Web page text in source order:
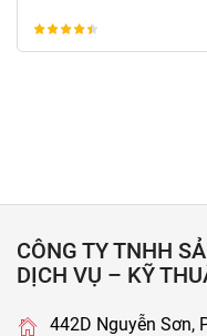
CÔNG TY TNHH
DỊCH VỤ – KỸ
442D Nguyễn Sơn,